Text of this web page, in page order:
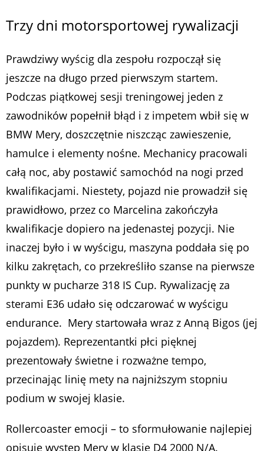
Trzy dni motorsportowej rywalizacji
Prawdziwy wyścig dla zespołu rozpoczął się
jeszcze na długo przed pierwszym startem.
Podczas piątkowej sesji treningowej jeden z
zawodników popełnił błąd i z impetem wbił się w
BMW Mery, doszczętnie niszcząc zawieszenie,
hamulce i elementy nośne. Mechanicy pracowali
całą noc, aby postawić samochód na nogi przed
kwalifikacjami. Niestety, pojazd nie prowadził się
prawidłowo, przez co Marcelina zakończyła
kwalifikacje dopiero na jedenastej pozycji. Nie
inaczej było i w wyścigu, maszyna poddała się po
kilku zakrętach, co przekreśliło szanse na pierwsze
punkty w pucharze 318 IS Cup. Rywalizację za
sterami E36 udało się odczarować w wyścigu
endurance. Mery startowała wraz z Anną Bigos (jej
pojazdem). Reprezentantki płci pięknej
prezentowały świetne i rozważne tempo,
przecinając linię mety na najniższym stopniu
podium w swojej klasie.
Rollercoaster emocji – to sformułowanie najlepiej
opisuje występ Mery w klasie D4 2000 N/A.